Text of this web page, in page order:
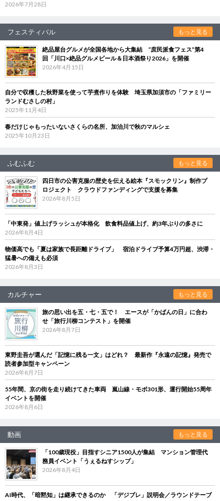
2026年7月28日
フェスティバル もっと見る
絶品屋台グルメが全国各地から大集結 “庶民派食フェス”第4
回「川口×絶品グルメビール＆日本酒祭り2026」を開催
2026年4月15日
自分で収穫した秋野菜を使って芋煮作りを体験 埼玉県加須市の「ファミリー
ランドむさしの村」
2025年11月4日
春だけじゃもったいないさくらの名所、加治川で秋のマルシェ
2025年10月23日
ふむふむ もっと見る
四日市の公害克服の歴史を伝える絵本『スモックリン』制作プ
ロジェクト クラウドファンディングで支援を募集
2026年8月5日
「中東発」値上げラッシュが本格化 飲食料品値上げ、約3年ぶりの多さに
2026年8月4日
物価高でも「夏は家族で長距離ドライブ」 宿泊ドライブ予算4万円超、渋滞・
猛暑への備えも必須
2026年8月3日
カルチャー もっと見る
旅の思い出を五・七・五で！ エースが「かばんの日」に合わ
せ「旅行川柳コンテスト」を開催
2026年8月7日
東野圭吾が選んだ「記憶に残る一文」はどれ？ 最新作『永遠の記憶』発売で
読者参加型キャンペーン
2026年8月7日
55年間、京の街を走り続けてきた車両 嵐山線・モボ301形、運行開始55周年
イベントを開催
2026年8月6日
動画 もっと見る
「100歳現役」目指すシニア1500人が集結 マンション管理代
務員イベント「うぇるねすシップ」
2026年8月4日
AI時代、「暗黙知」は継承できるのか 「デジブレ」説明会／ラウンドテーブ